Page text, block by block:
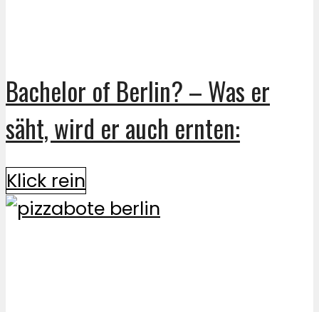
Bachelor of Berlin? – Was er
säht, wird er auch ernten:
Klick rein